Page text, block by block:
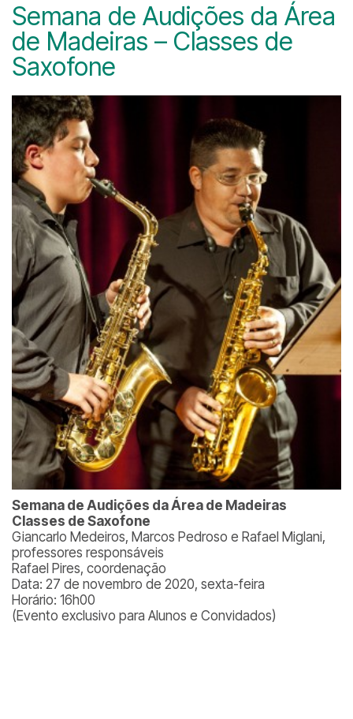
Semana de Audições da Área
de Madeiras – Classes de
Saxofone
Semana de Audições da Área de Madeiras
Classes de Saxofone
Giancarlo Medeiros, Marcos Pedroso e Rafael Miglani,
professores responsáveis
Rafael Pires, coordenação
Data: 27 de novembro de 2020, sexta-feira
Horário: 16h00
(Evento exclusivo para Alunos e Convidados)